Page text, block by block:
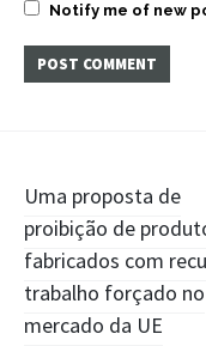
Notify me of new
Post
Uma proposta de
proibição de
fabricados com
trabalho forçado no
mercado da UE